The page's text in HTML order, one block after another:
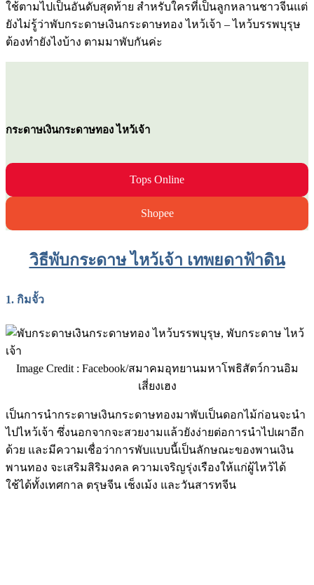
ใช้ตามไปเป็นอันดับสุดท้าย สำหรับใครที่เป็นลูกหลานชาวจีนแต่
ยังไม่รู้ว่าพับกระดาษเงินกระดาษทอง ไหว้เจ้า – ไหว้บรรพบุรุษ
ต้องทำยังไงบ้าง ตามมาพับกันค่ะ
กระดาษเงินกระดาษทอง ไหว้เจ้า
Tops Online
Shopee
วิธีพับกระดาษ ไหว้เจ้า เทพยดาฟ้าดิน
1. กิมจั้ว
Image Credit : Facebook/สมาคมอุทยานมหาโพธิสัตว์กวนอิม
เสี่ยงเฮง
เป็นการนำกระดาษเงินกระดาษทองมาพับเป็นดอกไม้ก่อนจะนำ
ไปไหว้เจ้า ซึ่งนอกจากจะสวยงามแล้วยังง่ายต่อการนำไปเผาอีก
ด้วย และมีความเชื่อว่าการพับแบบนี้เป็นลักษณะของพานเงิน
พานทอง จะเสริมสิริมงคล ความเจริญรุ่งเรืองให้แก่ผู้ไหว้ได้
ใช้ได้ทั้งเทศกาล ตรุษจีน เช็งเม้ง และวันสารทจีน